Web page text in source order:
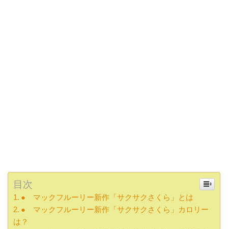
目次
● マックフルーリー新作「サクサクさくら」とは
● マックフルーリー新作「サクサクさくら」カロリー
は？